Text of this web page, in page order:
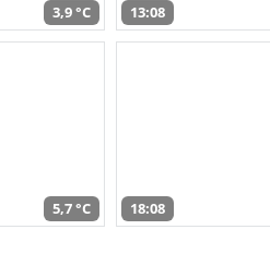
3,9 °C 13:08
5,7 °C 18:08